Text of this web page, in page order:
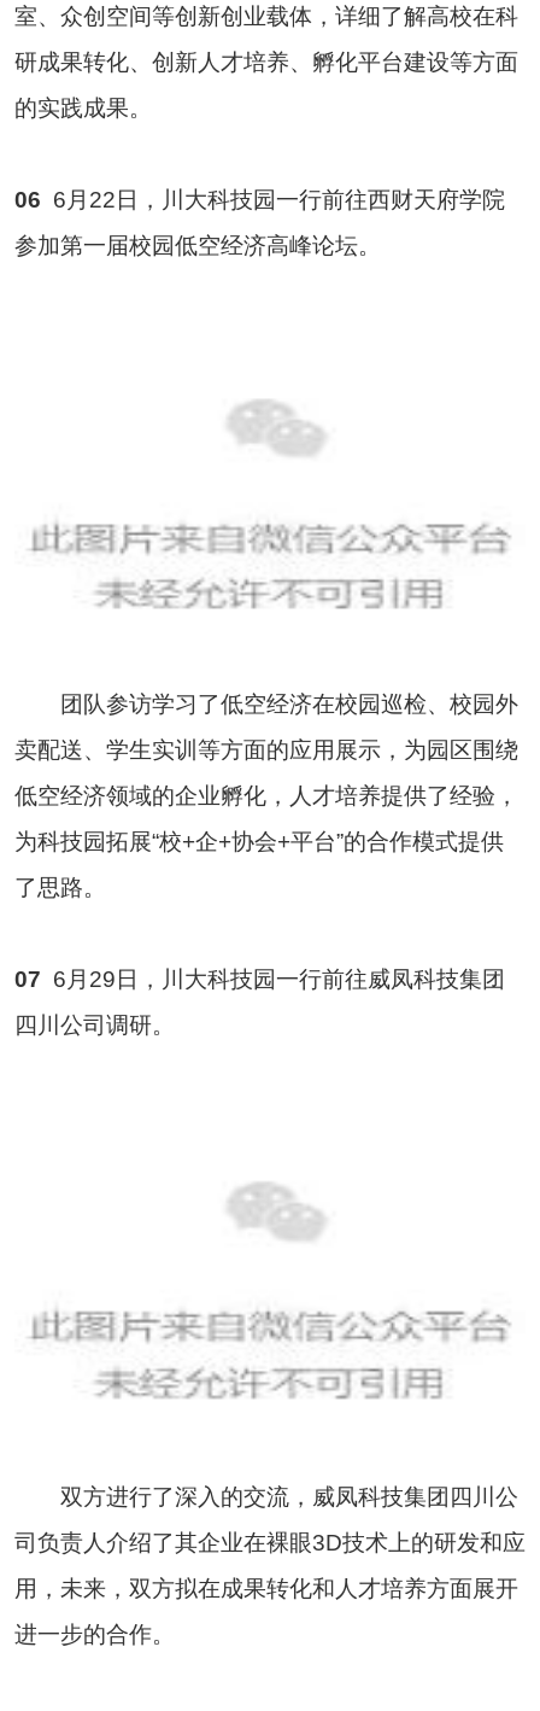
室、众创空间等创新创业载体，详细了解高校在科
研成果转化、创新人才培养、孵化平台建设等方面
的实践成果。
06 6月22日，川大科技园一行前往西财天府学院
参加第一届校园低空经济高峰论坛。
团队参访学习了低空经济在校园巡检、校园外
卖配送、学生实训等方面的应用展示，为园区围绕
低空经济领域的企业孵化，人才培养提供了经验，
为科技园拓展“校+企+协会+平台”的合作模式提供
了思路。
07 6月29日，川大科技园一行前往威凤科技集团
四川公司调研。
双方进行了深入的交流，威凤科技集团四川公
司负责人介绍了其企业在裸眼3D技术上的研发和应
用，未来，双方拟在成果转化和人才培养方面展开
进一步的合作。